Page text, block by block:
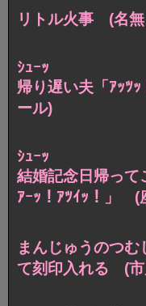
リトル火事 (名
ｼｭｰｯ
帰り遅い夫「ｱｯﾂ
ール)
ｼｭｰｯ
結婚記念日帰って
ｱｰｯ！ｱﾂｲｯ！」 (
まんじゅうのつ
て刻印入れる (市